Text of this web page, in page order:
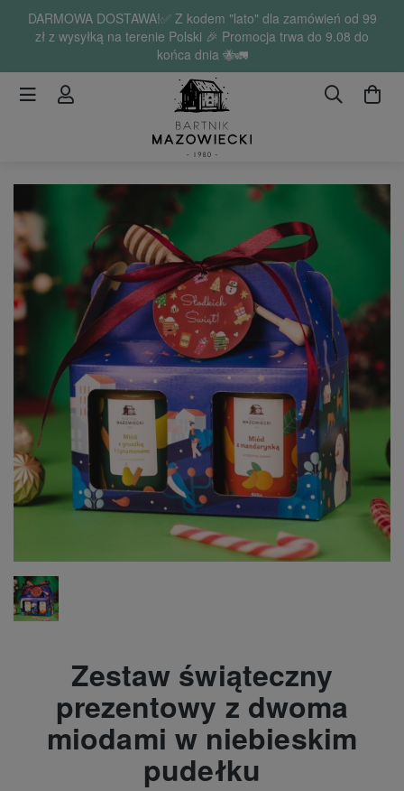
DARMOWA DOSTAWA!✅ Z kodem "lato" dla zamówień od 99
zł z wysyłką na terenie Polski 🎉 Promocja trwa do 9.08 do
końca dnia 🐝🚛
Zestaw świąteczny
prezentowy z dwoma
miodami w niebieskim
pudełku